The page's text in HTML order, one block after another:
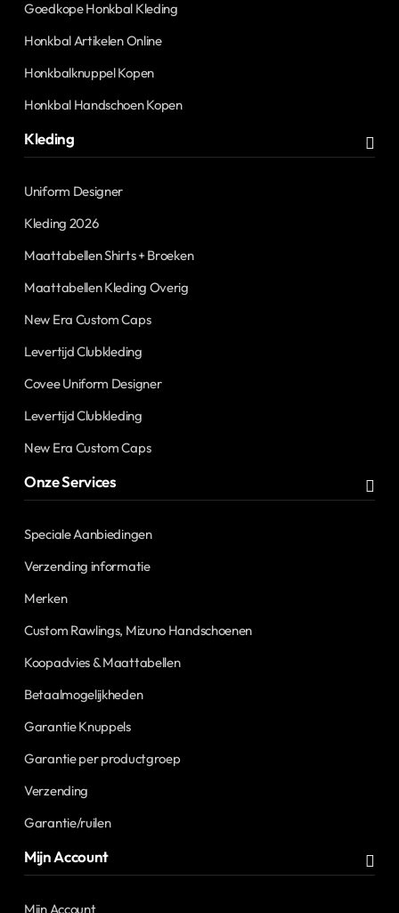
Goedkope Honkbal Kleding
Honkbal Artikelen Online
Honkbalknuppel Kopen
Honkbal Handschoen Kopen
Kleding
Uniform Designer
Kleding 2026
Maattabellen Shirts + Broeken
Maattabellen Kleding Overig
New Era Custom Caps
Levertijd Clubkleding
Covee Uniform Designer
Levertijd Clubkleding
New Era Custom Caps
Onze Services
Speciale Aanbiedingen
Verzending informatie
Merken
Custom Rawlings, Mizuno Handschoenen
Koopadvies & Maattabellen
Betaalmogelijkheden
Garantie Knuppels
Garantie per productgroep
Verzending
Garantie/ruilen
Mijn Account
Mijn Account